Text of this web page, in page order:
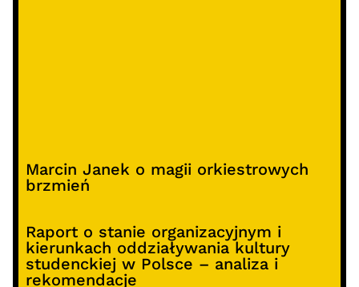
Marcin Janek o magii orkiestrowych
brzmień
Raport o stanie organizacyjnym i
kierunkach oddziaływania kultury
studenckiej w Polsce – analiza i
rekomendacje